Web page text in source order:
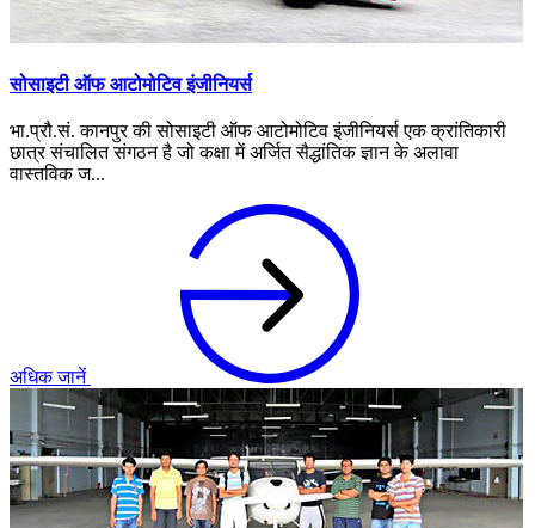
सोसाइटी ऑफ आटोमोटिव इंजीनियर्स
भा.प्रौ.सं. कानपुर की सोसाइटी ऑफ आटोमोटिव इंजीनियर्स एक क्रांतिकारी
छात्र संचालित संगठन है जो कक्षा में अर्जित सैद्धांतिक ज्ञान के अलावा
वास्तविक ज...
अधिक जानें